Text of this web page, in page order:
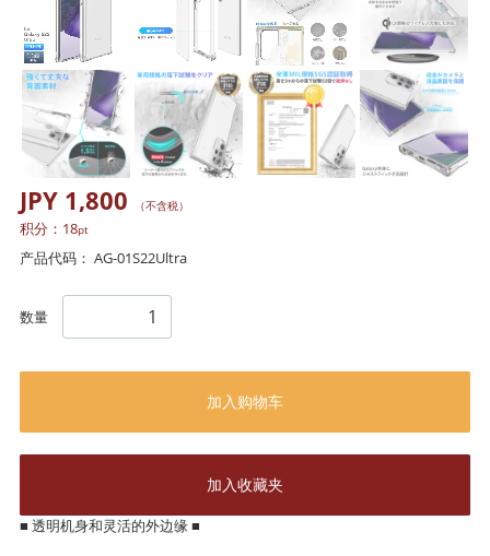
JPY 1,800 （不含税）
积分： 18pt
产品代码： AG-01S22Ultra
数量
加入购物车
加入收藏夹
■ 透明机身和灵活的外边缘 ■